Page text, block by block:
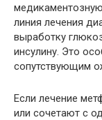
линия лечения
выработку
инсулину. Это
сопутствующим
Если лечение
или сочетают с